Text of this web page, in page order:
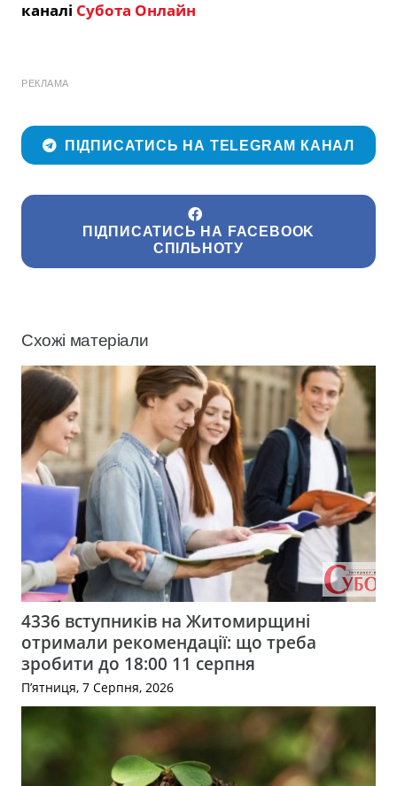
каналі Субота Онлайн
РЕКЛАМА
ПІДПИСАТИСЬ НА TELEGRAM КАНАЛ
ПІДПИСАТИСЬ НА FACEBOOK
СПІЛЬНОТУ
Схожі матеріали
4336 вступників на Житомирщині
отримали рекомендації: що треба
зробити до 18:00 11 серпня
П’ятниця, 7 Серпня, 2026